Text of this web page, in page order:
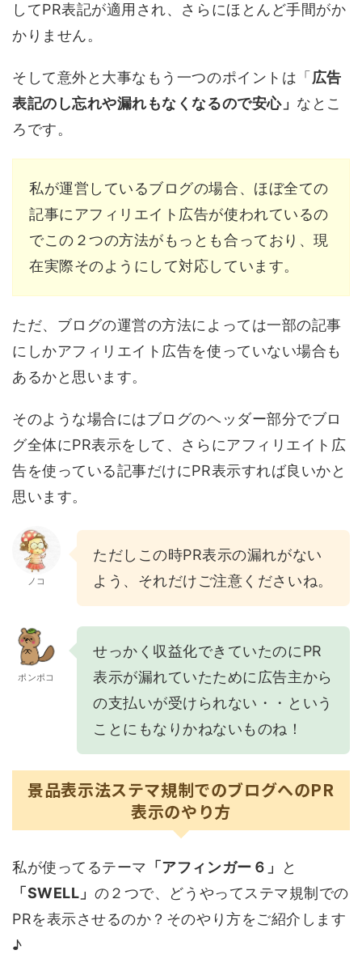
してPR表記が適用され、さらにほとんど手間がか
かりません。
そして意外と大事なもう一つのポイントは「 広告
表記のし忘れや漏れもなくなるので安心」 なとこ
ろです。
私が運営しているブログの場合、ほぼ全ての
記事にアフィリエイト広告が使われているの
でこの２つの方法がもっとも合っており、現
在実際そのようにして対応しています。
ただ、ブログの運営の方法によっては一部の記事
にしかアフィリエイト広告を使っていない場合も
あるかと思います。
そのような場合にはブログのヘッダー部分でブロ
グ全体にPR表示をして、さらにアフィリエイト広
告を使っている記事だけにPR表示すれば良いかと
思います。
ノコ
ただしこの時PR表示の漏れがない
よう、それだけご注意くださいね。
ポンポコ
せっかく収益化できていたのにPR
表示が漏れていたために広告主から
の支払いが受けられない・・という
ことにもなりかねないものね！
景品表示法ステマ規制でのブログへのPR
表示のやり方
私が使ってるテーマ 「アフィンガー６」
と
「SWELL」 の２つで、どうやってステマ規制での
PRを表示させるのか？そのやり方をご紹介します
♪